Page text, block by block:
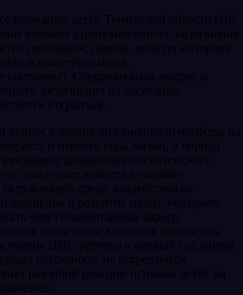
детей Тюменской области [10]
влияние аэротехногенного загрязнения
(внимание, память, мелкую моторику
асимметрию мозга,
со­стояние). Следовательно, вопрос о
загрязнения на состояние
открытым.
вопрос влияния загрязнения атмосферы на
и первого года жизни, в период
фундамент дальнейшего психического
токсичные вещества, широко
среде, воз­действуя на
женщины и развитие плода, обладают
через плацентарный ба­рьер,
младенца и вызывать нарушения
ЦНС ребенка в первый год жизни
источниках не встречаются
различий реакции психики детей на